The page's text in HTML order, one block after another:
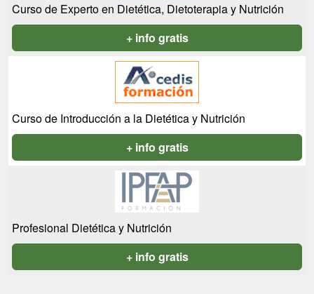
Curso de Experto en Dietética, Dietoterapia y Nutrición
+ info gratis
Curso de Introducción a la Dietética y Nutrición
+ info gratis
Profesional Dietética y Nutrición
+ info gratis